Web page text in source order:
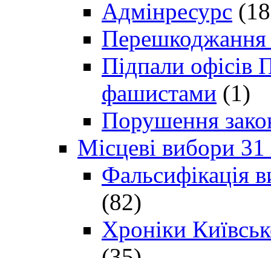
Адмінресурс
Перешкоджання
Підпали офісів
фашистами (1)
Порушення
Місцеві вибори
Фальсифікація
(82)
Хроніки